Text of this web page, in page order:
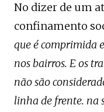
No dizer de um
confinamento
que é comprimida
nos bairros. E os
não são
linha de frente. na